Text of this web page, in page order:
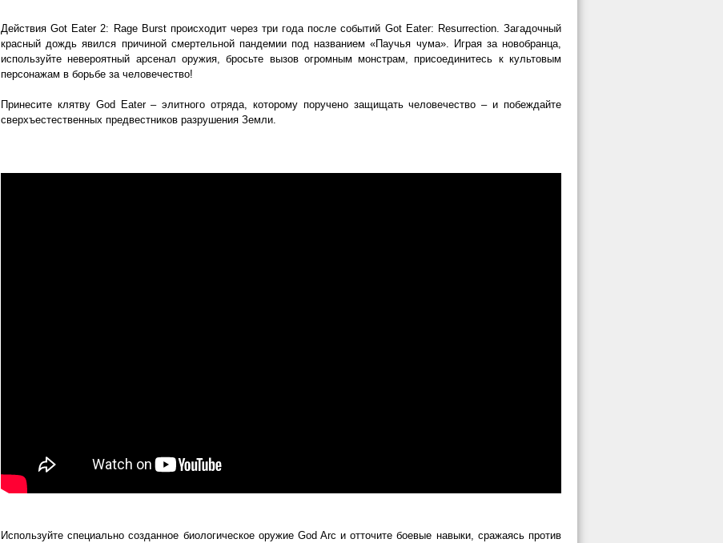
Действия Got Eater 2: Rage Burst происходит через три года после событий Got Eater: Resurrection. Загадочный
красный дождь явился причиной смертельной пандемии под названием «Паучья чума». Играя за новобранца,
используйте невероятный арсенал оружия, бросьте вызов огромным монстрам, присоединитесь к культовым
персонажам в борьбе за человечество!
Принесите клятву God Eater – элитного отряда, которому поручено защищать человечество – и побеждайте
сверхъестественных предвестников разрушения Земли.
Используйте специально созданное биологическое оружие God Arc и отточите боевые навыки, сражаясь против